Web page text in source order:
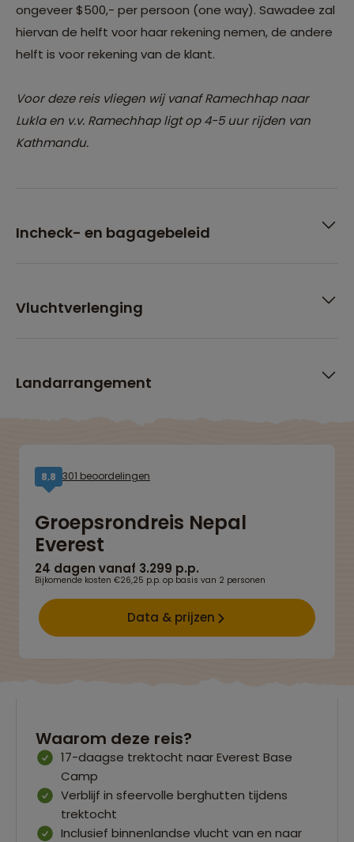
ongeveer $500,- per persoon (one way). Sawadee zal
hiervan de helft voor haar rekening nemen, de andere
helft is voor rekening van de klant.
Voor deze reis vliegen wij vanaf Ramechhap naar
Lukla en v.v. Ramechhap ligt op 4-5 uur rijden van
Kathmandu.
Incheck- en bagagebeleid
Vluchtverlenging
Landarrangement
8,8 301 beoordelingen
Groepsrondreis Nepal
Everest
24 dagen vanaf 3.299 p.p.
Bijkomende kosten €26,25 p.p. op basis van 2 personen
Data & prijzen
Waarom deze reis?
17-daagse trektocht naar Everest Base
Camp
Verblijf in sfeervolle berghutten tijdens
trektocht
Inclusief binnenlandse vlucht van en naar